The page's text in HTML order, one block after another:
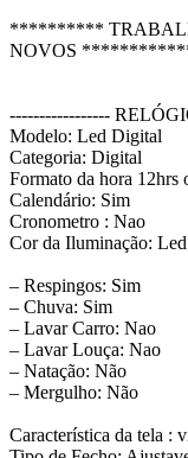
**********
NOVOS
-----------------
Modelo: Led Digital
Categoria: Digital
Formato da hora 12hrs
Calendário: Sim
Cronometro : Nao
Cor da Iluminação:
– Respingos: Sim
– Chuva: Sim
– Lavar Carro: Nao
– Lavar Louça: Nao
– Natação: Não
– Mergulho: Não
Característica da tela :